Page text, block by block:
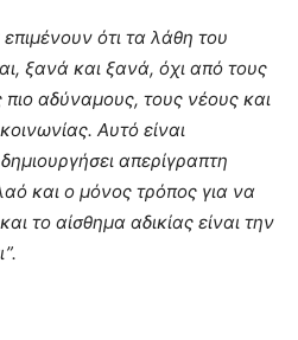
ότι τα λάθη του
ξανά και ξανά, όχι από τους
αδύναμους, τους νέους και
Αυτό είναι
απερίγραπτη
και ο μόνος τρόπος για να
το αίσθημα αδικίας είναι την